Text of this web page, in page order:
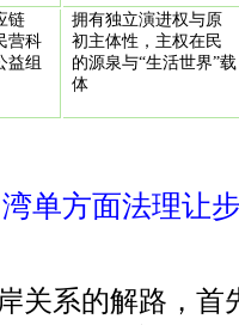
链
营科
益组
拥有独立演进权与原
初主体性，主权在民
的源泉与“生活世界”载
体
单方面法理让
关系的解路，首